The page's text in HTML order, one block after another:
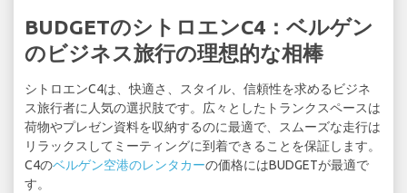
BUDGETのシトロエンC4：ベルゲン
のビジネス旅行の理想的な相棒
シトロエンC4は、快適さ、スタイル、信頼性を求めるビジネ
ス旅行者に人気の選択肢です。広々としたトランクスペースは
荷物やプレゼン資料を収納するのに最適で、スムーズな走行は
リラックスしてミーティングに到着できることを保証します。
C4のベルゲン空港のレンタカーの価格にはBUDGETが最適で
す。